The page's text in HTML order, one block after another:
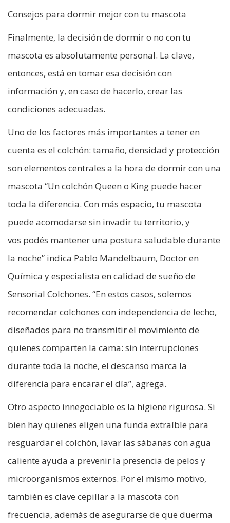
Consejos para dormir mejor con tu mascota
Finalmente, la decisión de dormir o no con tu
mascota es absolutamente personal. La clave,
entonces, está en tomar esa decisión con
información y, en caso de hacerlo, crear las
condiciones adecuadas.
Uno de los factores más importantes a tener en
cuenta es el colchón: tamaño, densidad y protección
son elementos centrales a la hora de dormir con una
mascota “Un colchón Queen o King puede hacer
toda la diferencia. Con más espacio, tu mascota
puede acomodarse sin invadir tu territorio, y
vos podés mantener una postura saludable durante
la noche” indica Pablo Mandelbaum, Doctor en
Química y especialista en calidad de sueño de
Sensorial Colchones. “En estos casos, solemos
recomendar colchones con independencia de lecho,
diseñados para no transmitir el movimiento de
quienes comparten la cama: sin interrupciones
durante toda la noche, el descanso marca la
diferencia para encarar el día”, agrega.
Otro aspecto innegociable es la higiene rigurosa. Si
bien hay quienes eligen una funda extraíble para
resguardar el colchón, lavar las sábanas con agua
caliente ayuda a prevenir la presencia de pelos y
microorganismos externos. Por el mismo motivo,
también es clave cepillar a la mascota con
frecuencia, además de asegurarse de que duerma